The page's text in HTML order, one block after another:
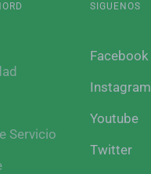
Servicio
SIGUENOS
Facebook
Instagram
Youtube
Twitter